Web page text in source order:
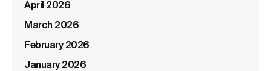
April 2026
March 2026
February 2026
January 2026